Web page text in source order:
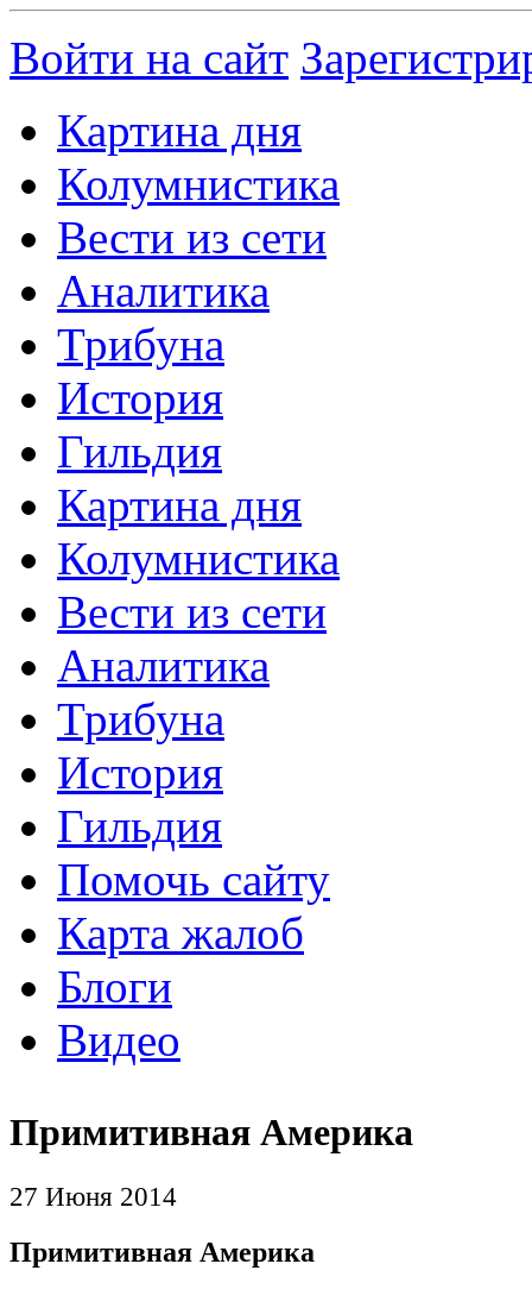
Войти на сайт
Картина дня
Колумнистика
Вести из сети
Аналитика
Трибуна
История
Гильдия
Картина дня
Колумнистика
Вести из сети
Аналитика
Трибуна
История
Гильдия
Помочь сайту
Карта жалоб
Блоги
Видео
Примитивная Америка
27 Июня 2014
Примитивная Америка